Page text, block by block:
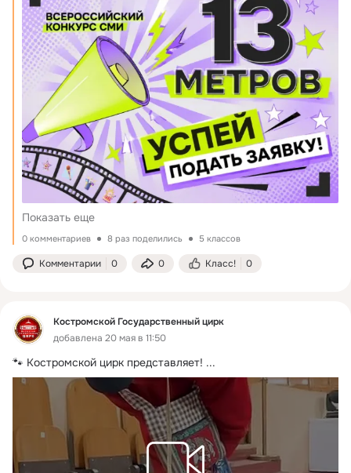
Показать еще
0 комментариев 8 раз поделились 5 классов
Комментарии 0 0 Класс! 0
Костромской Государственный цирк
добавлена 20 мая в 11:50
🐾 Костромской цирк представляет! ...